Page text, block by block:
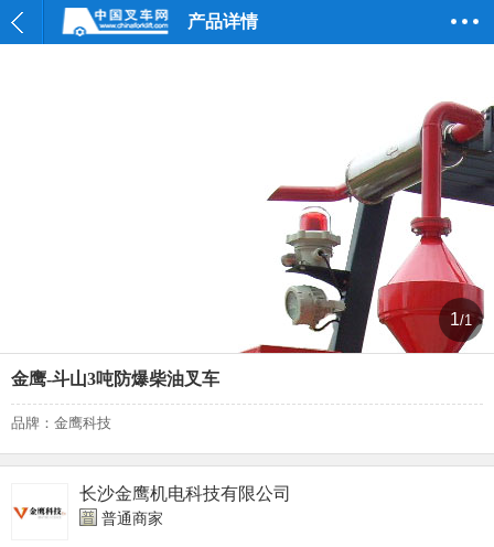
产品详情
1/1
金鹰-斗山3吨防爆柴油叉车
品牌：金鹰科技
长沙金鹰机电科技有限公司
普通商家